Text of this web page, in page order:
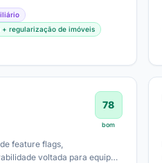
regularização de imóveis
78
bom
feature flags,
voltada para equipes